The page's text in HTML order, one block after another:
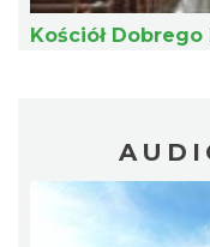
Dotknij Tradycji
Kościół